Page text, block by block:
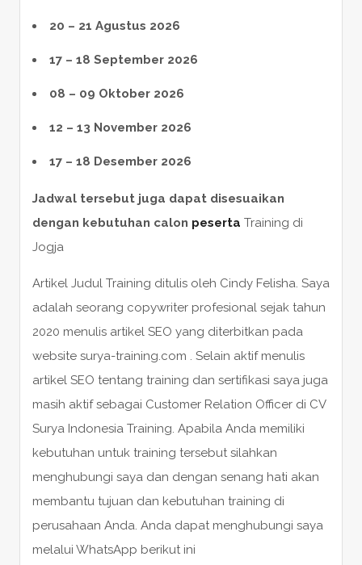
20 – 21 Agustus 2026
17 – 18 September 2026
08 – 09 Oktober 2026
12 – 13 November 2026
17 – 18 Desember 2026
Jadwal tersebut juga dapat disesuaikan
dengan kebutuhan calon peserta Training di
Jogja
Artikel Judul Training ditulis oleh Cindy Felisha. Saya
adalah seorang copywriter profesional sejak tahun
2020 menulis artikel SEO yang diterbitkan pada
website surya-training.com . Selain aktif menulis
artikel SEO tentang training dan sertifikasi saya juga
masih aktif sebagai Customer Relation Officer di CV
Surya Indonesia Training. Apabila Anda memiliki
kebutuhan untuk training tersebut silahkan
menghubungi saya dan dengan senang hati akan
membantu tujuan dan kebutuhan training di
perusahaan Anda. Anda dapat menghubungi saya
melalui WhatsApp berikut ini